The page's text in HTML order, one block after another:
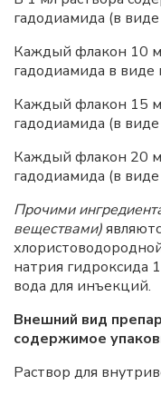
гадодиамида (в
Каждый флакон 10
гадодиамида в виде
Каждый флакон 15
гадодиамида (в
Каждый флакон 20
гадодиамида (в
Прочими
веществами)
натрия гидроксида
вода для инъекций.
Внешний вид
содержимое
Раствор для